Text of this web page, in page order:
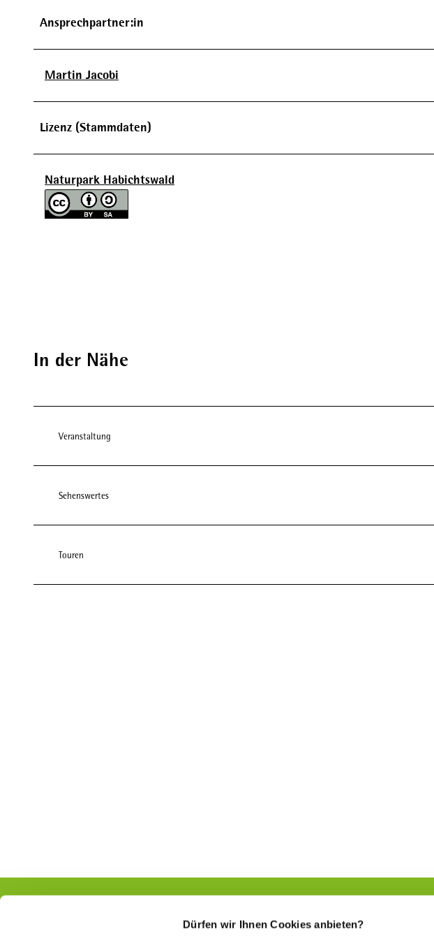
Dürfen wir Ihnen Cookies anbieten?
Ansprechpartner:in
Martin Jacobi
Lizenz (Stammdaten)
Naturpark Habichtswald
In der Nähe
Veranstaltung
Sehenswertes
Touren